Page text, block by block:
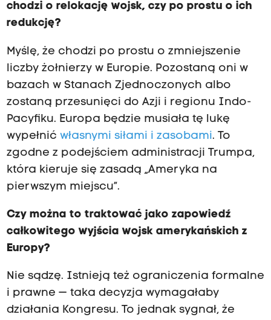
chodzi o relokację wojsk, czy po prostu o ich
redukcję?
Myślę, że chodzi po prostu o zmniejszenie
liczby żołnierzy w Europie. Pozostaną oni w
bazach w Stanach Zjednoczonych albo
zostaną przesunięci do Azji i regionu Indo-
Pacyfiku. Europa będzie musiała tę lukę
wypełnić własnymi siłami i zasobami. To
zgodne z podejściem administracji Trumpa,
która kieruje się zasadą „Ameryka na
pierwszym miejscu”.
Czy można to traktować jako zapowiedź
całkowitego wyjścia wojsk amerykańskich z
Europy?
Nie sądzę. Istnieją też ograniczenia formalne
i prawne — taka decyzja wymagałaby
działania Kongresu. To jednak sygnał, że